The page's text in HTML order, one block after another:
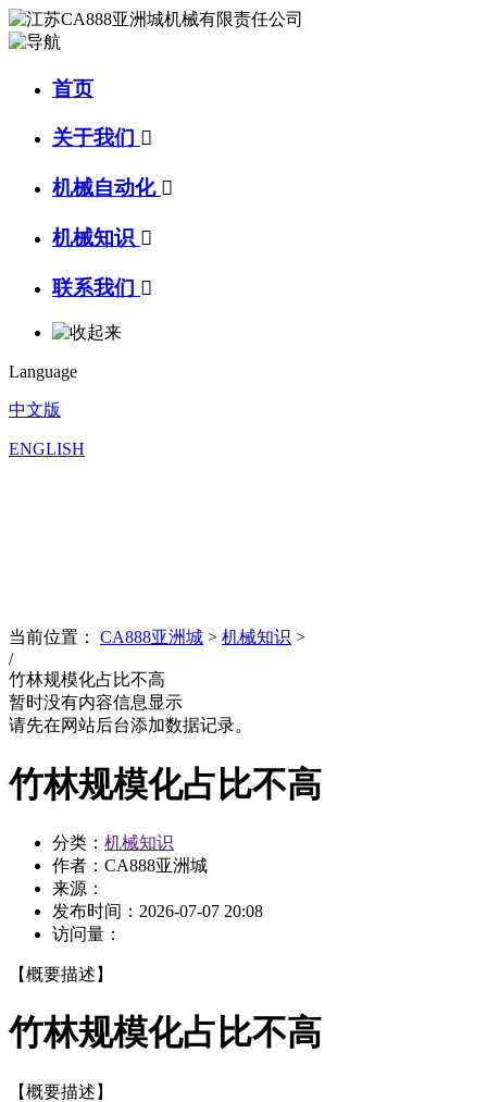
首页
关于我们 
机械自动化 
机械知识 
联系我们 
Language
中文版
ENGLISH
当前位置： CA888亚洲城 > 机械知识 >
/
竹林规模化占比不高
暂时没有内容信息显示
请先在网站后台添加数据记录。
竹林规模化占比不高
分类： 机械知识
作者：CA888亚洲城
来源：
发布时间： 2026-07-07 20:08
访问量：
【概要描述】
竹林规模化占比不高
【概要描述】